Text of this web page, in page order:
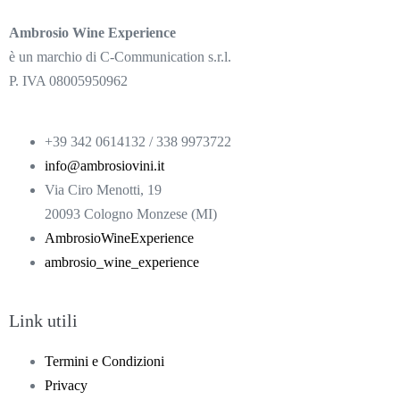
Ambrosio Wine Experience
è un marchio di C-Communication s.r.l.
P. IVA 08005950962
+39 342 0614132 / 338 9973722
info@ambrosiovini.it
Via Ciro Menotti, 19
20093 Cologno Monzese (MI)
AmbrosioWineExperience
ambrosio_wine_experience
Link utili
Termini e Condizioni
Privacy